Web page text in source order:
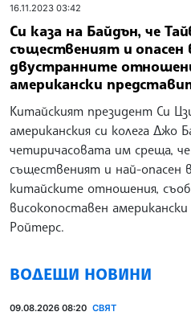
16.11.2023 03:42
Си каза на Байдън, че
същественият и опасен
двустранните
американски
Китайският президент Си
американския си колега Джо
четиричасовата им среща,
същественият и най-опасен
китайските отношения,
високопоставен
Ройтерс.
ВОДЕЩИ НОВИНИ
09.08.2026 08:20 СВЯТ